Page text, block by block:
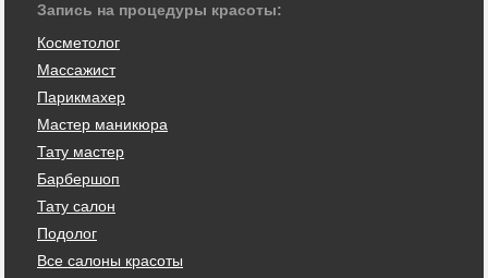
Запись на процедуры красоты:
Косметолог
Массажист
Парикмахер
Мастер маникюра
Тату мастер
Барбершоп
Тату салон
Подолог
Все салоны красоты